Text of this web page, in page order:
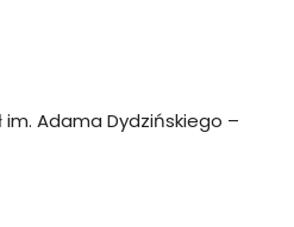
im. Adama Dydzińskiego –